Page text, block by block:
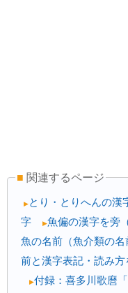
■ 関連するページ
▶ とり・とりへんの漢
字
▶魚偏の漢字を旁
魚の名前（魚介類の
前と漢字表記・読み方
▶付録：喜多川歌麿「